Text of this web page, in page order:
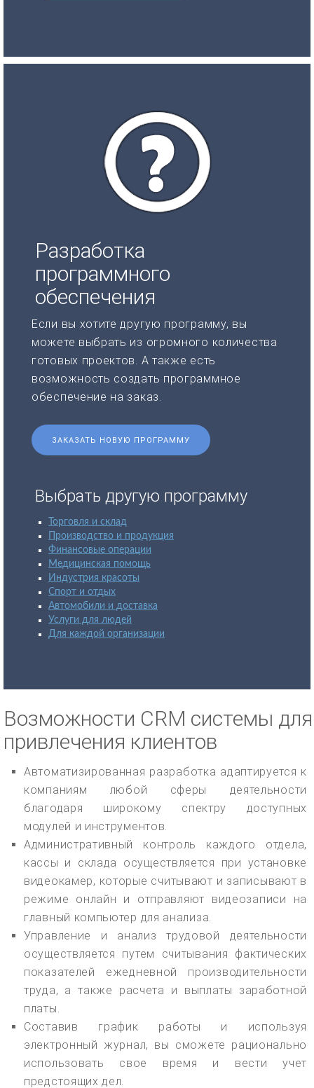
Разработка
программного
обеспечения
Если вы хотите другую программу, вы
можете выбрать из огромного количества
готовых проектов. А также есть
возможность создать программное
обеспечение на заказ.
ЗАКАЗАТЬ НОВУЮ ПРОГРАММУ
Выбрать другую программу
Торговля и склад
Производство и продукция
Финансовые операции
Медицинская помощь
Индустрия красоты
Спорт и отдых
Автомобили и доставка
Услуги для людей
Для каждой организации
Возможности CRM системы для
привлечения клиентов
Автоматизированная разработка адаптируется к
компаниям любой сферы деятельности
благодаря широкому спектру доступных
модулей и инструментов.
Административный контроль каждого отдела,
кассы и склада осуществляется при установке
видеокамер, которые считывают и записывают в
режиме онлайн и отправляют видеозаписи на
главный компьютер для анализа.
Управление и анализ трудовой деятельности
осуществляется путем считывания фактических
показателей ежедневной производительности
труда, а также расчета и выплаты заработной
платы.
Составив график работы и используя
электронный журнал, вы сможете рационально
использовать свое время и вести учет
предстоящих дел.